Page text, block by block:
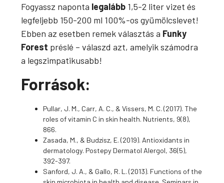
Fogyassz naponta legalább 1,5-2 liter vizet és
legfeljebb 150-200 ml 100%-os gyümölcslevet!
Ebben az esetben remek választás a Funky
Forest préslé – válaszd azt, amelyik számodra
a legszimpatikusabb!
Források:
Pullar, J. M., Carr, A. C., & Vissers, M. C. (2017). The
roles of vitamin C in skin health. Nutrients, 9(8),
866.
Zasada, M., & Budzisz, E. (2019). Antioxidants in
dermatology. Postepy Dermatol Alergol, 36(5),
392-397.
Sanford, J. A., & Gallo, R. L. (2013). Functions of the